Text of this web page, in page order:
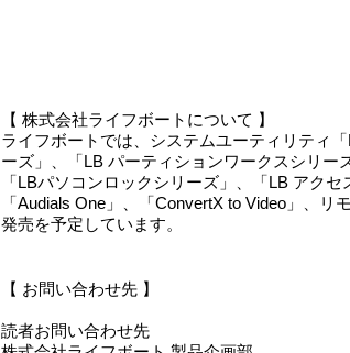
【 株式会社ライフボートについて 】
ライフボートでは、システムユーティリティ
ーズ」、「LB パーティションワークスシリー
「LBパソコンロックシリーズ」、「LB アク
「Audials One」、「ConvertX to Video」、
発売を予定しています。
【 お問い合わせ先 】
読者お問い合わせ先